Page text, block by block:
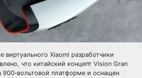
виртуального Xiaomi разработчики
что китайский концепт Vision Gran
900‑вольтовой платформе и оснащен